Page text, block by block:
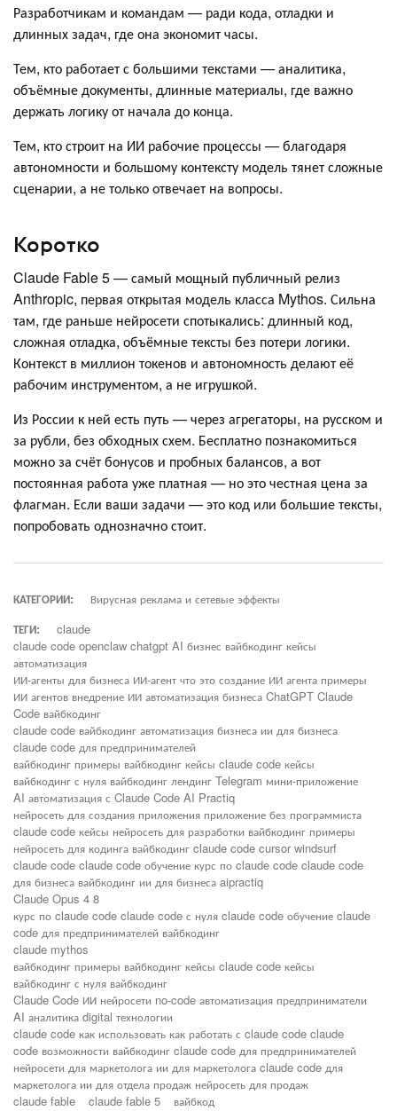
Разработчикам и командам — ради кода, отладки и
длинных задач, где она экономит часы.
Тем, кто работает с большими текстами — аналитика,
объёмные документы, длинные материалы, где важно
держать логику от начала до конца.
Тем, кто строит на ИИ рабочие процессы — благодаря
автономности и большому контексту модель тянет сложные
сценарии, а не только отвечает на вопросы.
Коротко
Claude Fable 5 — самый мощный публичный релиз
Anthropic, первая открытая модель класса Mythos. Сильна
там, где раньше нейросети спотыкались: длинный код,
сложная отладка, объёмные тексты без потери логики.
Контекст в миллион токенов и автономность делают её
рабочим инструментом, а не игрушкой.
Из России к ней есть путь — через агрегаторы, на русском и
за рубли, без обходных схем. Бесплатно познакомиться
можно за счёт бонусов и пробных балансов, а вот
постоянная работа уже платная — но это честная цена за
флагман. Если ваши задачи — это код или большие тексты,
попробовать однозначно стоит.
КАТЕГОРИИ:
Вирусная реклама и сетевые эффекты
ТЕГИ:
claude
claude code openclaw chatgpt AI бизнес вайбкодинг кейсы
автоматизация
ИИ-агенты для бизнеса ИИ-агент что это создание ИИ агента примеры
ИИ агентов внедрение ИИ автоматизация бизнеса ChatGPT Claude
Code вайбкодинг
claude code вайбкодинг автоматизация бизнеса ии для бизнеса
claude code для предпринимателей
вайбкодинг примеры вайбкодинг кейсы claude code кейсы
вайбкодинг с нуля вайбкодинг лендинг Telegram мини-приложение
AI автоматизация с Claude Code AI Practiq
нейросеть для создания приложения приложение без программиста
claude code кейсы нейросеть для разработки вайбкодинг примеры
нейросеть для кодинга вайбкодинг claude code cursor windsurf
claude code claude code обучение курс по claude code claude code
для бизнеса вайбкодинг ии для бизнеса aipractiq
Claude Opus 4 8
курс по claude code claude code с нуля claude code обучение claude
code для предпринимателей вайбкодинг
claude mythos
вайбкодинг примеры вайбкодинг кейсы claude code кейсы
вайбкодинг с нуля вайбкодинг
Claude Code ИИ нейросети no-code автоматизация предприниматели
AI аналитика digital технологии
claude code как использовать как работать с claude code claude
code возможности вайбкодинг claude code для предпринимателей
нейросети для маркетолога ии для маркетолога claude code для
маркетолога ии для отдела продаж нейросеть для продаж
claude fable
claude fable 5 вайбкод